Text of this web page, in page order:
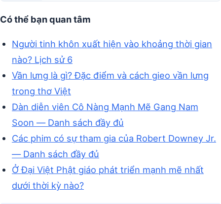
Có thể bạn quan tâm
Người tinh khôn xuất hiện vào khoảng thời gian
nào? Lịch sử 6
Vần lưng là gì? Đặc điểm và cách gieo vần lưng
trong thơ Việt
Dàn diễn viên Cô Nàng Mạnh Mẽ Gang Nam
Soon — Danh sách đầy đủ
Các phim có sự tham gia của Robert Downey Jr.
— Danh sách đầy đủ
Ở Đại Việt Phật giáo phát triển mạnh mẽ nhất
dưới thời kỳ nào?